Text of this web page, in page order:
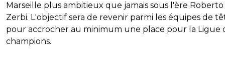
Marseille plus ambitieux que jamais sous l'ère Roberto
Zerbi. L'objectif sera de revenir parmi les équipes de
pour accrocher au minimum une place pour la Ligue
champions.